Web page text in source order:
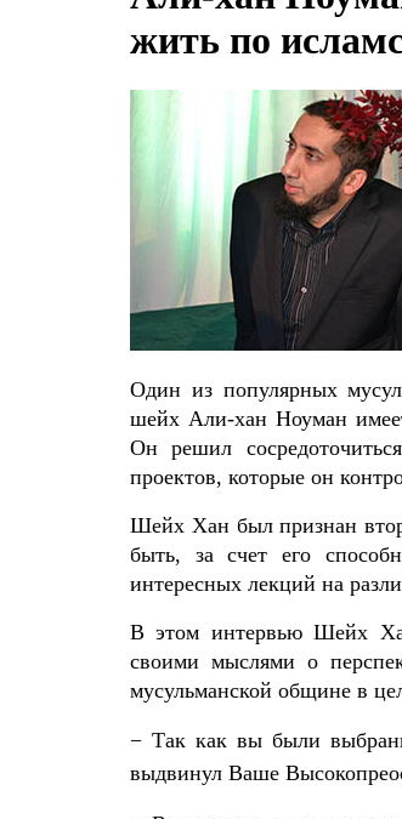
жить по
Один из популярных
шейх Али-хан Ноуман
Он решил
проектов, которые он
Шейх Хан был признан
быть, за счет его
интересных лекций на
В этом интервью Шейх
своими мыслями о
мусульманской общине в
− Так как вы были
выдвинул Ваше